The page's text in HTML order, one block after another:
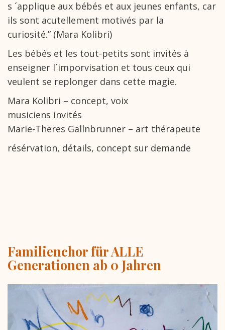
s ´applique aux bébés et aux jeunes enfants, car
ils sont acutellement motivés par la
curiosité.” (Mara Kolibri)
Les bébés et les tout-petits sont invités à
enseigner l´imporvisation et tous ceux qui
veulent se replonger dans cette magie.
Mara Kolibri – concept, voix
musiciens invités
Marie-Theres Gallnbrunner – art thérapeute
résérvation, détails, concept sur demande
Familienchor für ALLE
Generationen ab 0 Jahren